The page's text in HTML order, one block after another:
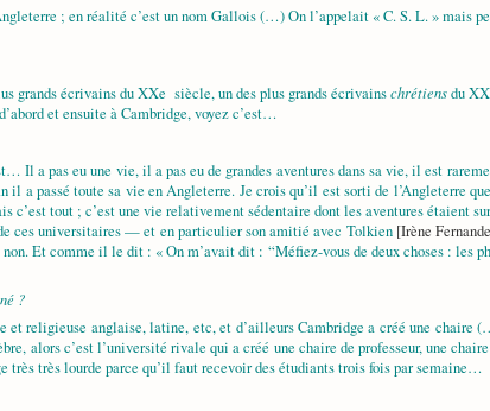
; en réalité c’est un nom Gallois (…) On l’appelait « C. S. L. » mais
grands écrivains du XXe siècle, un des plus grands écrivainschrétiensdu
et ensuite à Cambridge, voyez c’est…
Il a pas eu une vie, il a pas eu de grandes aventures dans sa vie, il est
a passé toute sa vie en Angleterre. Je crois qu’il est sorti de l’Angleterre
c’est tout ; c’est une vie relativement sédentaire dont les aventures étaient
ces universitaires — et en particulier son amitié avec Tolkien [Irène
Et comme il le dit : « On m’avait dit : “Méfiez-vous de deux choses : les
?
religieuse anglaise, latine, etc, et d’ailleurs Cambridge a créé une chaire
alors c’est l’université rivale qui a créé une chaire de professeur, une
très très lourde parce qu’il faut recevoir des étudiants trois fois par semaine…